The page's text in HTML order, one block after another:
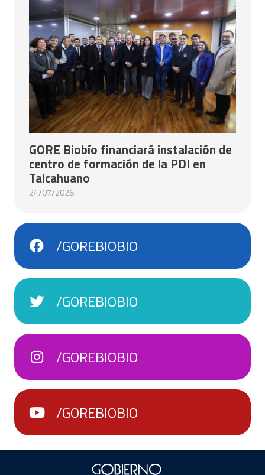
GORE Biobío financiará instalación de
centro de formación de la PDI en
Talcahuano
24/07/2026
/GOREBIOBIO
/GOREBIOBIO
/GOREBIOBIO
/GOREBIOBIO